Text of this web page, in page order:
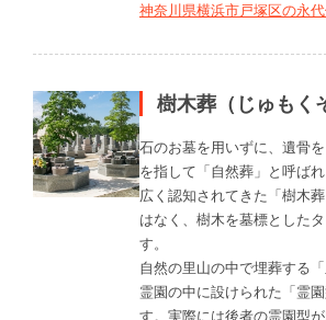
神奈川県横浜市戸塚区の永
樹木葬（じゅもく
石のお墓を用いずに、遺骨
を指して「自然葬」と呼ば
広く認知されてきた「樹木
はなく、樹木を墓標とした
す。
自然の里山の中で埋葬する
霊園の中に設けられた「霊
す。実際には後者の霊園型